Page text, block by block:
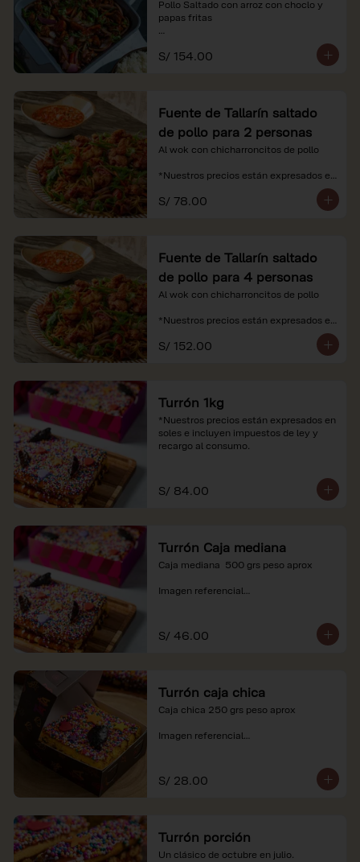
Pollo Saltado con arroz con choclo y
papas fritas
*Nuestros precios están expresados en
soles e incluyen impuestos de ley y
S/ 154.00
Fuente de Tallarín saltado
de pollo para 2 personas
Al wok con chicharroncitos de pollo
*Nuestros precios están expresados en
recargo al consumo.
S/ 78.00
Fuente de Tallarín saltado
de pollo para 4 personas
Al wok con chicharroncitos de pollo
*Nuestros precios están expresados en
recargo al consumo.
S/ 152.00
Turrón 1kg
*Nuestros precios están expresados en
soles e incluyen impuestos de ley y
recargo al consumo.
S/ 84.00
Turrón Caja mediana
Caja mediana  500 grs peso aprox
Imagen referencial
soles e incluyen impuestos de ley y
recargo al consumo.
S/ 46.00
Turrón caja chica
Caja chica 250 grs peso aprox
Imagen referencial
soles e incluyen impuestos de ley y
recargo al consumo.
S/ 28.00
Turrón porción
Un clásico de octubre en julio.